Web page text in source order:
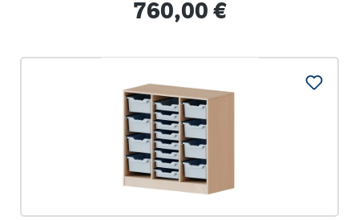
Regulärer Preis:
760,00 €